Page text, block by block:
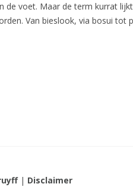
de voet. Maar de term kurrat
Van bieslook, via bosui tot
| Disclaimer